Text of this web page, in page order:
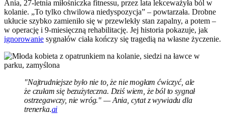
Ania, 27-letnia miłośniczka fitnessu, przez lata lekceważyła ból w
kolanie. „To tylko chwilowa niedyspozycja” – powtarzała. Drobne
ukłucie szybko zamieniło się w przewlekły stan zapalny, a potem –
w operację i 9-miesięczną rehabilitację. Jej historia pokazuje, jak
ignorowanie sygnałów ciała kończy się tragedią na własne życzenie.
"Najtrudniejsze było nie to, że nie mogłam ćwiczyć, ale
że czułam się bezużyteczna. Dziś wiem, że ból to sygnał
ostrzegawczy, nie wróg." — Ania, cytat z wywiadu dla
trenerka.ai